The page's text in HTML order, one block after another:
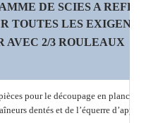
DE SCIES A
TOUTES LES
AVEC 2/3 ROULEAUX
pour le découpage en planches
dentés et de l’équerre d’appui,